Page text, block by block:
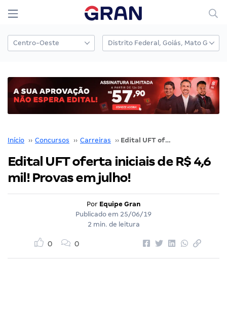
Início ›› Concursos ›› Carreiras ›› Edital UFT oferta iniciais de R$ 4,6 mil! Provas em julho!
Edital UFT oferta iniciais de R$ 4,6
mil! Provas em julho!
Por Equipe Gran
Publicado em 25/06/19
2 min. de leitura
0 0